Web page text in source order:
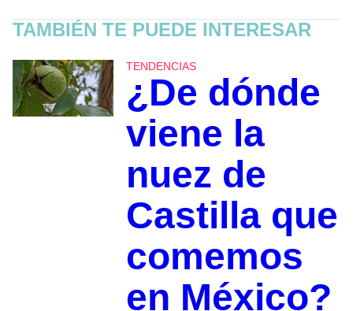
TAMBIÉN TE PUEDE INTERESAR
TENDENCIAS
¿De dónde
viene la
nuez de
Castilla que
comemos
en México?